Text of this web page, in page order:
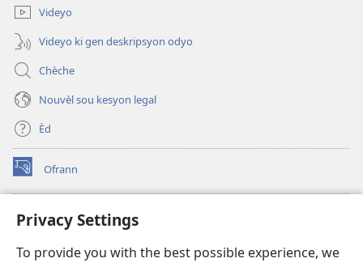
Privacy Settings
To provide you with the best possible experience, we
Videyo
Videyo ki gen deskripsyon odyo
Chèche
Nouvèl sou kesyon legal
Èd
Ofrann
(opens
new
Bibliyotèk sou Entènèt
(opens
window)JW Hub
(opens